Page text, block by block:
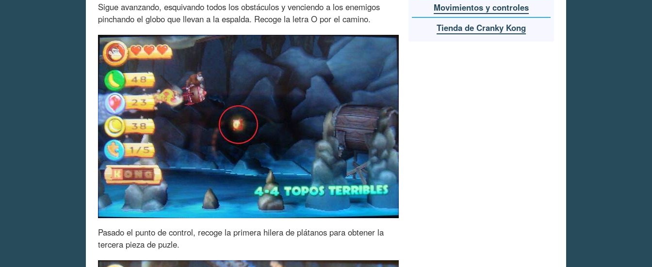
Sigue avanzando, esquivando todos los obstáculos y venciendo a los enemigos
pinchando el globo que llevan a la espalda. Recoge la letra O por el camino.
Pasado el punto de control, recoge la primera hilera de plátanos para obtener la
tercera pieza de puzle.
Movimientos y controles
Tienda de Cranky Kong